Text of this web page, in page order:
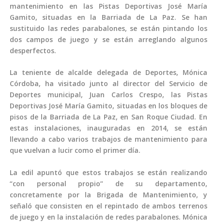
mantenimiento en las Pistas Deportivas José María
Gamito, situadas en la Barriada de La Paz. Se han
sustituido las redes parabalones, se están pintando los
dos campos de juego y se están arreglando algunos
desperfectos.
La teniente de alcalde delegada de Deportes, Mónica
Córdoba, ha visitado junto al director del Servicio de
Deportes municipal, Juan Carlos Crespo, las Pistas
Deportivas José María Gamito, situadas en los bloques de
pisos de la Barriada de La Paz, en San Roque Ciudad. En
estas instalaciones, inauguradas en 2014, se están
llevando a cabo varios trabajos de mantenimiento para
que vuelvan a lucir como el primer día.
La edil apuntó que estos trabajos se están realizando
“con personal propio” de su departamento,
concretamente por la Brigada de Mantenimiento, y
señaló que consisten en el repintado de ambos terrenos
de juego y en la instalación de redes parabalones. Mónica